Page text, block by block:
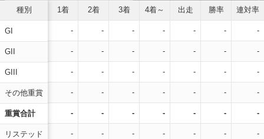
種別
GI
GII
GIII
その他重賞
重賞合計
リステッド
1着 2着 3着 4着～ 出走 勝率 連対率
- - - - - - -
- - - - - - -
- - - - - - -
- - - - - - -
- - - - - - -
- - - - - - -